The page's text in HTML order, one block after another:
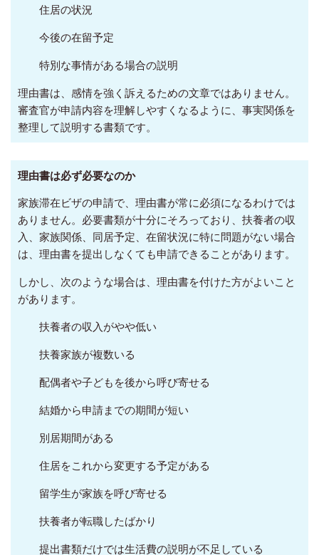
住居の状況
今後の在留予定
特別な事情がある場合の説明
理由書は、感情を強く訴えるための文章ではありません。
審査官が申請内容を理解しやすくなるように、事実関係を
整理して説明する書類です。
理由書は必ず必要なのか
家族滞在ビザの申請で、理由書が常に必須になるわけでは
ありません。必要書類が十分にそろっており、扶養者の収
入、家族関係、同居予定、在留状況に特に問題がない場合
は、理由書を提出しなくても申請できることがあります。
しかし、次のような場合は、理由書を付けた方がよいこと
があります。
扶養者の収入がやや低い
扶養家族が複数いる
配偶者や子どもを後から呼び寄せる
結婚から申請までの期間が短い
別居期間がある
住居をこれから変更する予定がある
留学生が家族を呼び寄せる
扶養者が転職したばかり
提出書類だけでは生活費の説明が不足している